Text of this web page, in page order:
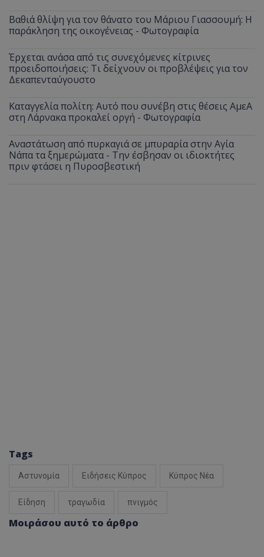
Βαθιά θλίψη για τον θάνατο του Μάριου Γιασσουμή: Η
παράκληση της οικογένειας - Φωτογραφία
Έρχεται ανάσα από τις συνεχόμενες κίτρινες
προειδοποιήσεις: Τι δείχνουν οι προβλέψεις για τον
Δεκαπενταύγουστο
Καταγγελία πολίτη: Αυτό που συνέβη στις θέσεις ΑμεΑ
στη Λάρνακα προκαλεί οργή - Φωτογραφία
Αναστάτωση από πυρκαγιά σε μπυραρία στην Αγία
Νάπα τα ξημερώματα - Την έσβησαν οι ιδιοκτήτες
πριν φτάσει η Πυροσβεστική
Tags
Αστυνομία Ειδήσεις Κύπρος Κύπρος Νέα
Είδηση τραγωδία πνιγμός
Μοιράσου αυτό το άρθρο